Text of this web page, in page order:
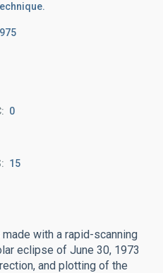
0
15
with a rapid-scanning
eclipse of June 30, 1973
and plotting of the